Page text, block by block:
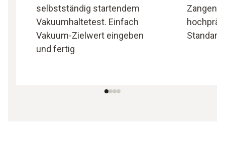
selbstständig startendem
Vakuumhaltetest. Einfach
Vakuum-Zielwert eingeben
und fertig
Zangen-